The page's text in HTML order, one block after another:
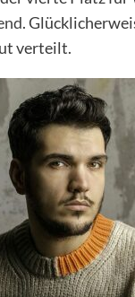
.
verteilt.